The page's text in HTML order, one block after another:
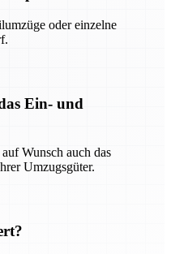
oder einzelne
Ein- und
Wunsch auch das
Umzugsgüter.